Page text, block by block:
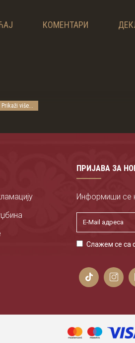
КОМЕНТАРИ
израђен је по специјалним
3XЛ.
ПРИЈАВА ЗА
Информиши се
Слажем се са